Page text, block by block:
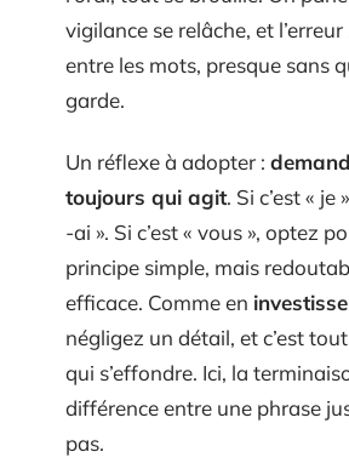
vigilance se relâche, et l’erreur
entre les mots, presque sans
garde.
Un réflexe à adopter :
toujours qui agit. Si c’est « je
-ai ». Si c’est « vous », optez
principe simple, mais
efficace. Comme en
négligez un détail, et c’est
qui s’effondre. Ici, la
différence entre une phrase
pas.